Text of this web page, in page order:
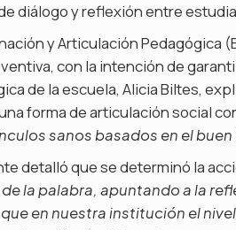
diálogo y reflexión entre
y Articulación Pedagógica
con la intención de
de la escuela, Alicia Biltes,
forma de articulación social
sanos basados en el
detalló que se determinó la
la palabra, apuntando a la
en nuestra institución el